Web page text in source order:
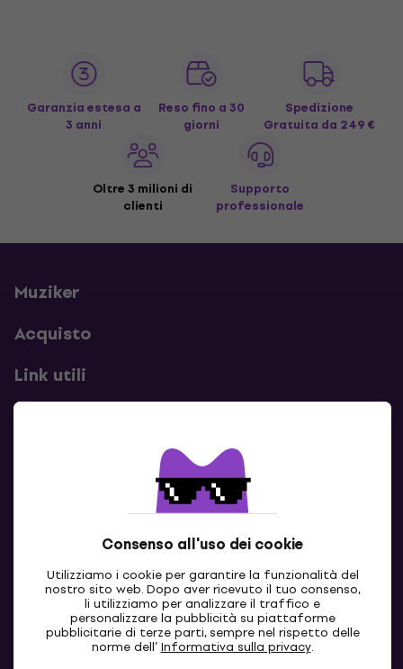
Consenso all'uso dei cookie
Utilizziamo i cookie per garantire la funzionalità del
nostro sito web. Dopo aver ricevuto il tuo consenso,
li utilizziamo per analizzare il traffico e
personalizzare la pubblicità su piattaforme
pubblicitarie di terze parti, sempre nel rispetto delle
norme dell’Informativa sulla privacy.
Garanzia estesa a
3 anni
Reso fino a 30
giorni
Spedizione
Gratuita da 249 €
Oltre 3 milioni di
clienti
Supporto
professionale
Muziker
Acquisto
Link utili
Contatti
Contattaci